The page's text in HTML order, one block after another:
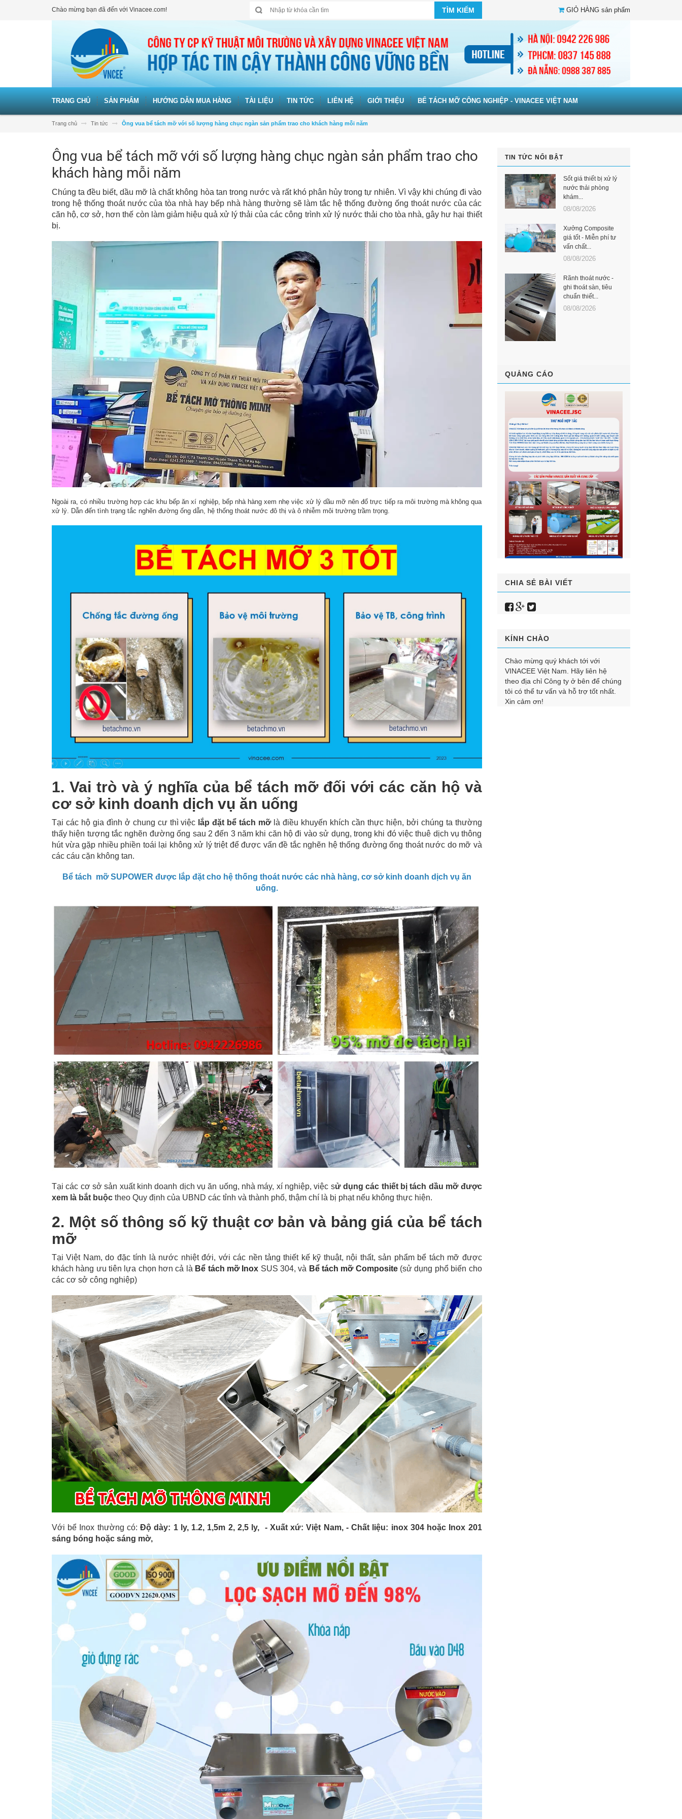
Chào mừng bạn đã đến với Vinacee.com! TÌM KIẾM GIỎ HÀNG sản phẩm
TRANG CHỦ SẢN PHẨM HƯỚNG DẪN MUA HÀNG TÀI LIỆU TIN TỨC LIÊN HỆ GIỚI THIỆU BỂ TÁCH MỠ CÔNG NGHIỆP - VINACEE VIỆT NAM
Trang chủ Tin tức Ông vua bể tách mỡ với số lượng hàng chục ngàn sản phẩm trao cho khách hàng mỗi năm
Ông vua bể tách mỡ với số lượng hàng chục ngàn sản phẩm trao cho
khách hàng mỗi năm
Chúng ta đều biết, dầu mỡ là chất không hòa tan trong nước và rất khó phân hủy trong tự nhiên. Vì vậy khi chúng đi vào
trong hệ thống thoát nước của tòa nhà hay bếp nhà hàng thường sẽ làm tắc hệ thống đường ống thoát nước của các
căn hộ, cơ sở, hơn thế còn làm giảm hiệu quả xử lý thải của các công trình xử lý nước thải cho tòa nhà, gây hư hại thiết
bị.
Ngoài ra, có nhiều trường hợp các khu bếp ăn xí nghiệp, bếp nhà hàng xem nhẹ việc xử lý dầu mỡ nên đổ trực tiếp ra môi trường mà không qua
xử lý. Dẫn đến tình trạng tắc nghẽn đường ống dẫn, hệ thống thoát nước đô thị và ô nhiễm môi trường trầm trọng.
1. Vai trò và ý nghĩa của bể tách mỡ đối với các căn hộ và
cơ sở kinh doanh dịch vụ ăn uống
Tại các hộ gia đình ở chung cư thì việc lắp đặt bể tách mỡlà điều khuyến khích cần thực hiện, bởi chúng ta thường
thấy hiện tượng tắc nghẽn đường ống sau 2 đến 3 năm khi căn hộ đi vào sử dụng, trong khi đó việc thuê dịch vụ thông
hút vừa gặp nhiều phiền toái lại không xử lý triệt để được vấn đề tắc nghẽn hệ thống đường ống thoát nước do mỡ và
các cáu cặn không tan.
Bể tách mỡ SUPOWER được lắp đặt cho hệ thống thoát nước các nhà hàng, cơ sở kinh doanh dịch vụ ăn
uống.
Tại các cơ sở sản xuất kinh doanh dịch vụ ăn uống, nhà máy, xí nghiệp, việc sử dụng các thiết bị tách dầu mỡ được
xem là bắt buộc theo Quy định của UBND các tỉnh và thành phố, thậm chí là bị phạt nếu không thực hiện.
2. Một số thông số kỹ thuật cơ bản và bảng giá của bể tách
mỡ
Tại Việt Nam, do đặc tính là nước nhiệt đới, với các nền tảng thiết kế kỹ thuật, nội thất, sản phẩm bể tách mỡ được
khách hàng ưu tiên lựa chọn hơn cả là Bể tách mỡ Inox SUS 304, và Bể tách mỡ Composite(sử dụng phổ biến cho
các cơ sở công nghiệp)
Với bể Inox thường có:Độ dày: 1 ly, 1.2, 1,5m 2, 2,5 ly, - Xuất xứ: Việt Nam, - Chất liệu: inox 304 hoặc Inox 201
sáng bóng hoặc sáng mờ,
TIN TỨC NỔI BẬT
Sốt giá thiết bị xử lý
nước thải phòng
khám...
08/08/2026
Xưởng Composite
giá tốt - Miễn phí tư
vấn chất...
08/08/2026
Rãnh thoát nước -
ghi thoát sàn, tiêu
chuẩn thiết...
08/08/2026
QUẢNG CÁO
CHIA SẺ BÀI VIẾT
KÍNH CHÀO
Chào mừng quý khách tới với
VINACEE Việt Nam. Hãy liên hệ
theo địa chỉ Công ty ở bên để chúng
tôi có thể tư vấn và hỗ trợ tốt nhất.
Xin cảm ơn!